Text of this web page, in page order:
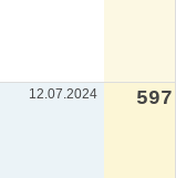
12.07.2024 597